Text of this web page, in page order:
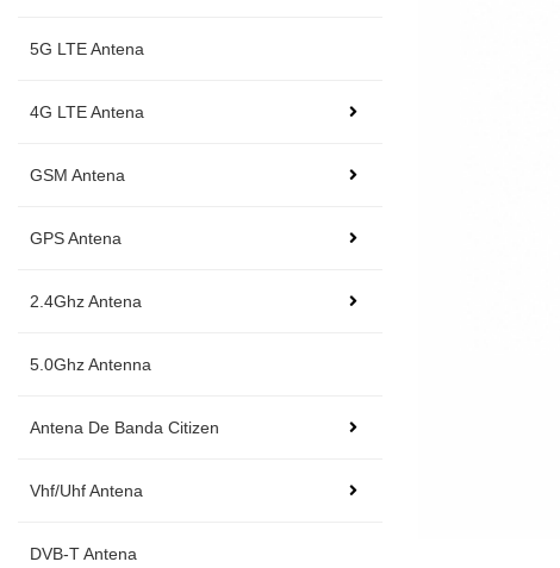
5G LTE Antena
4G LTE Antena
GSM Antena
GPS Antena
2.4Ghz Antena
5.0Ghz Antenna
Antena De Banda Citizen
Vhf/Uhf Antena
DVB-T Antena